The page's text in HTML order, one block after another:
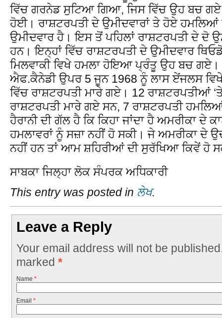
ਵਿੱਚ ਗਰਨੇਡ ਸੁਟਿਆ ਗਿਆ, ਜਿਸ ਵਿੱਚ ਉਹ ਬਚ
ਹੋਈ। ਰਾਸ਼ਟਰਪਤੀ ਦੇ ਉਮੀਦਵਾਰਾਂ ਤੇ ਹੋਏ ਹਮਲਿਆਂ
ਉਮੀਦਵਾਰ ਹੈ। ਇਸ ਤੋਂ ਪਹਿਲਾਂ ਰਾਸ਼ਟਰਪਤੀ ਦੇ ਦੋ
ਹਨ। ਇਨ੍ਹਾਂ ਵਿੱਚ ਰਾਸ਼ਟਰਪਤੀ ਦੇ ਉਮੀਦਵਾਰ
ਮਿਲਵਾਕੀ ਵਿਖੇ ਹਮਲਾ ਹੋਇਆ ਪ੍ਰੰਤੂ ਉਹ ਬਚ ਗਏ।
ਐਫ.ਕੈਨੇਡੀ ਉਪਰ 5 ਜੂਨ 1968 ਨੂੰ ਲਾਸ ਏਂਜਲਸ
ਵਿੱਚ ਰਾਸ਼ਟਰਪਤੀ ਮਾਰੇ ਗਏ। 12 ਰਾਸ਼ਟਰਪਤੀਆਂ
ਰਾਸ਼ਟਰਪਤੀ ਮਾਰੇ ਗਏ ਸਨ, 7 ਰਾਸ਼ਟਰਪਤੀ
ਹੈਰਾਨੀ ਦੀ ਗੱਲ ਹੈ ਕਿ ਕਿਹਾ ਜਾਂਦਾ ਹੈ ਅਮਰੀਕਾ ਦੇ
ਹਮਲਾਵਰਾਂ ਨੂੰ ਸਜ਼ਾ ਨਹੀਂ ਹੋ ਸਕੀ। ਜੇ ਅਮਰੀਕਾ ਦੇ
ਨਹੀਂ ਹਨ ਤਾਂ ਆਮ ਸ਼ਹਿਰੀਆਂ ਦੀ ਸੁਰੱਖਿਆ ਕਿਵੇਂ ਹੋ
ਸਾਬਕਾ ਜਿਲ੍ਹਾ ਲੋਕ ਸੰਪਰਕ ਅਧਿਕਾਰੀ
This entry was posted in ਲੇਖ.
Leave a Reply
Your email address will not be
marked *
Name *
Email *